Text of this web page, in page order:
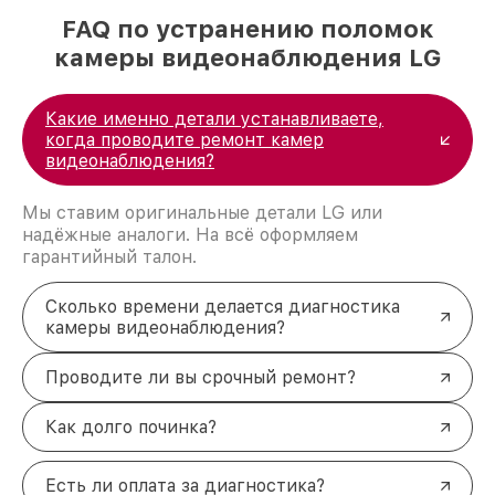
FAQ по устранению поломок
камеры видеонаблюдения LG
Какие именно детали устанавливаете,
когда проводите ремонт камер
видеонаблюдения?
Мы ставим оригинальные детали LG или
надёжные аналоги. На всё оформляем
гарантийный талон.
Сколько времени делается диагностика
камеры видеонаблюдения?
Проводите ли вы срочный ремонт?
Как долго починка?
Есть ли оплата за диагностика?